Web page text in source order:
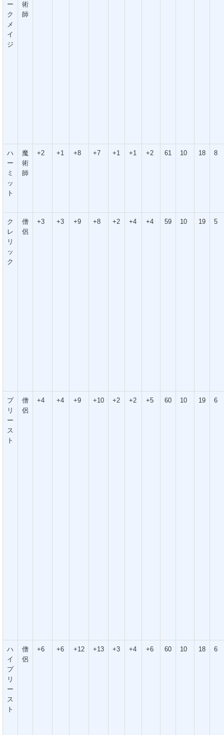
ー
ク
メ
イ
ジ
術
師
ハ
ー
ミ
ッ
ト
魔
術
師
+2 +1 +8 +7 +1 +1 +2 61 10 18 8
ク
レ
リ
ッ
ク
僧
侶
+3 +3 +9 +8 +2 +4 +4 59 10 19 5
プ
リ
ー
ス
ト
僧
侶
+4 +4 +9 +10 +2 +2 +5 60 10 19 6
ハ
イ
プ
リ
ー
ス
ト
僧
侶
+6 +6 +12 +13 +3 +4 +6 60 10 18 6